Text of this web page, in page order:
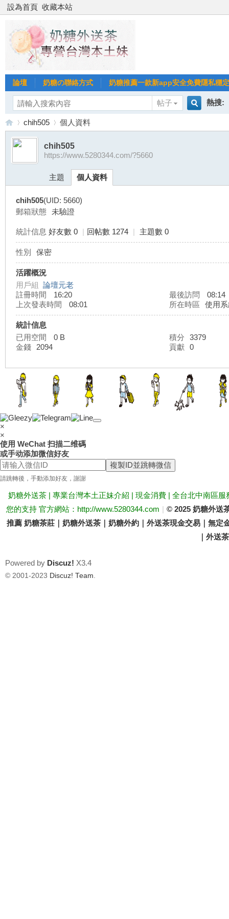
設為首頁 收藏本站
論壇 奶糖の聯絡方式 奶糖推薦一款新app安全免費隱私穩
帖子
熱搜:
台
外
送
茶
›
chih505 個人資料
chih505
https://www.5280344.com/?5660
主題 個人資料
chih505(UID: 5660)
郵箱狀態 未驗證
統計信息 好友數 0 | 回帖數 1274 | 主題數 0
性別 保密
活躍概況
用戶組 論壇元老
註冊時間
16:20 最後訪問
08:14
上次發表時間
08:01 所在時區 使用
統計信息
已用空間
0 B 積分
3379
金錢
2094 貢獻 0
×
×
使用 WeChat 扫描二维碼
或手动添加微信好友
複製ID並跳轉微信
請跳轉後，手動添加好友，謝謝
奶糖外送茶 | 專業台灣本土正妹介紹 | 現金消費 | 全台北中南區
您的支持 官方網站：http://www.5280344.com | © 2025 奶糖外送
推薦 奶糖茶莊｜奶糖外送茶｜奶糖外約｜外送茶現金交易｜無
｜外送
Powered by Discuz! X3.4
© 2001-2023 Discuz! Team.